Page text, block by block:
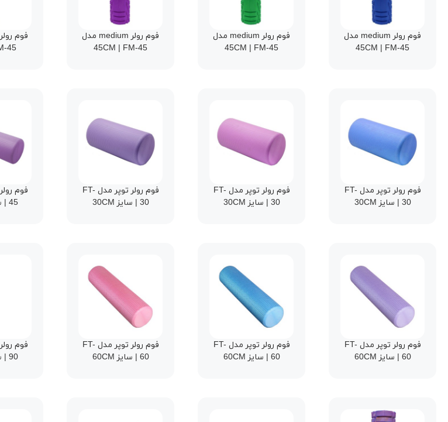
فوم رولر medium مدل
45CM | FM-45
فوم رولر medium مدل
45CM | FM-45
فوم رولر medium مدل
45CM | FM-45
45
فوم رولر توپر مدل FT-
30 | سایز 30CM
فوم رولر توپر مدل FT-
30 | سایز 30CM
فوم رولر توپر مدل FT-
30 | سایز 30CM
45 | سایز 45CM
فوم رولر توپر مدل FT-
60 | سایز 60CM
فوم رولر توپر مدل FT-
60 | سایز 60CM
فوم رولر توپر مدل FT-
60 | سایز 60CM
90 | سایز 90CM